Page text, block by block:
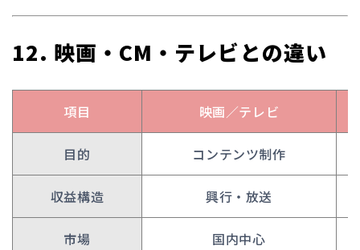
12. 映画・CM・テレビとの違い
項目 映画／テレビ
目的 コンテンツ制作
収益構造 興行・放送
市場 国内中心